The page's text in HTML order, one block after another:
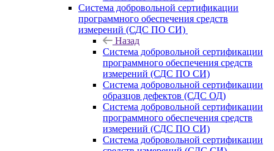
Система добровольной сертификации
программного обеспечения средств
измерений (СДС ПО СИ)
Назад
Система добровольной сертификации
программного обеспечения средств
измерений (СДС ПО СИ)
Система добровольной сертификации
образцов дефектов (СДС ОД)
Система добровольной сертификации
программного обеспечения средств
измерений (СДС ПО СИ)
Система добровольной сертификации